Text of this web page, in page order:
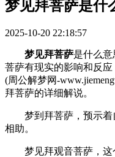
梦见拜菩萨是什
2025-10-20 22:18:57
梦见拜菩萨是什么
菩萨有现实的影响和反
(周公解梦网-
拜菩萨的详细解说。
梦到拜菩萨，预示着
相助。
梦见拜观音菩萨，这